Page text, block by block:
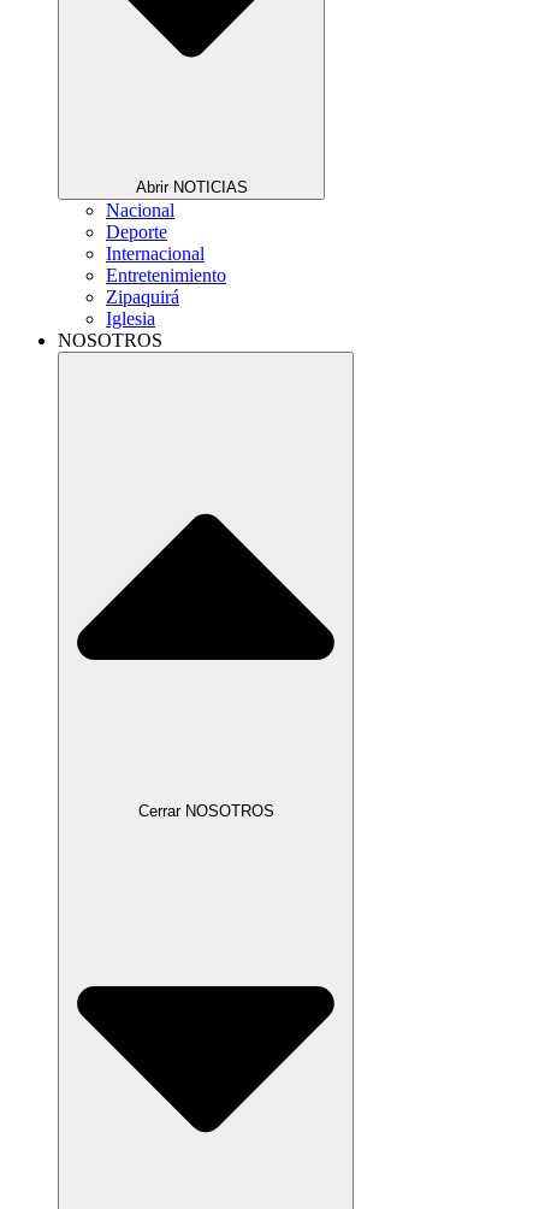
Abrir NOTICIAS
Nacional
Deporte
Internacional
Entretenimiento
Zipaquirá
Iglesia
NOSOTROS
Cerrar NOSOTROS